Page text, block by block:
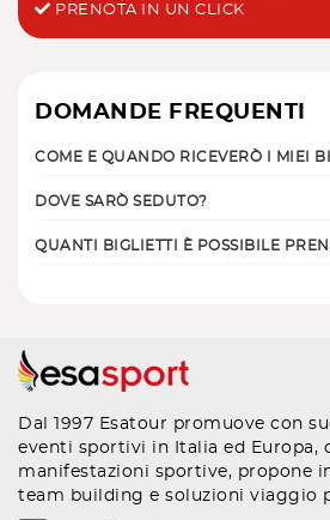
PRENOTA IN UN CLICK
DOMANDE FREQUENTI
COME E QUANDO RICEVERÒ I MIEI
DOVE SARÒ SEDUTO?
QUANTI BIGLIETTI È POSSIBILE
Dal 1997 Esatour promuove con
eventi sportivi in Italia ed Europa,
manifestazioni sportive, propone
team building e soluzioni viaggio